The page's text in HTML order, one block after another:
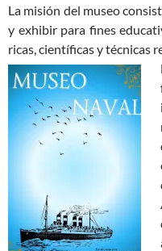
La misión del museo
y exhibir para fines
ricas, científicas y técnicas